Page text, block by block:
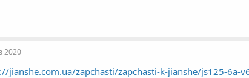
2020
jianshe.com.ua/zapchasti/zapchasti-k-jianshe/js125-6a-